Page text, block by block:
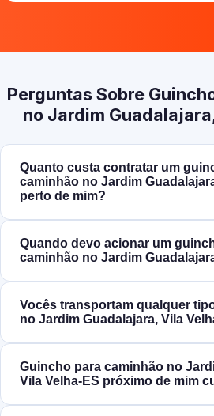
Perguntas Sobre
no Jardim
Quanto custa contratar um
caminhão no Jardim
perto de mim?
Quando devo acionar um
caminhão no Jardim
Vocês transportam qualquer
no Jardim Guadalajara, Vila
Guincho para caminhão no
Vila Velha‑ES próximo de mim